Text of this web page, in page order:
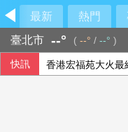
最新 熱門
臺北市 --° ( --° / --° )
快訊 香港宏福苑大火最